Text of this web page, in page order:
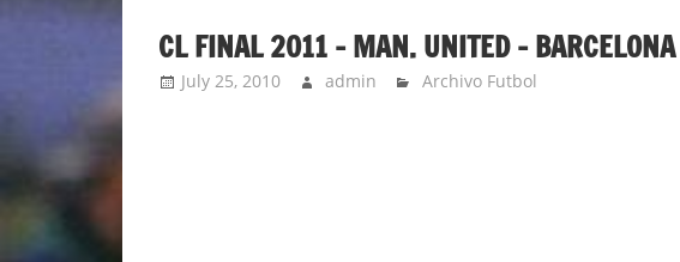
CL FINAL 2011 – MAN. UNITED –
July 25, 2010 admin Archivo Futbol